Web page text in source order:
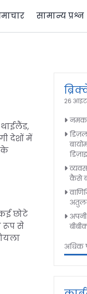
सामान्य प्रश्न
देशों में
के
छोटे
से
26
नमक
कैसे
अधिक